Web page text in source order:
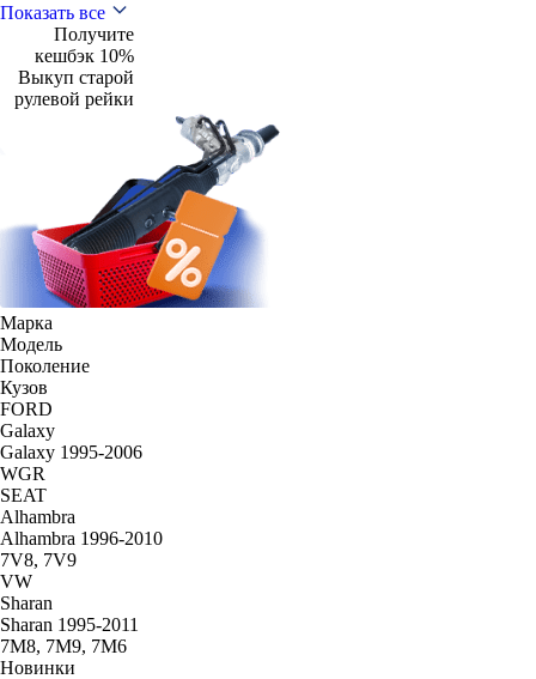
Показать все
Получите
кешбэк 10%
Выкуп старой
рулевой рейки
Марка
Модель
Поколение
Кузов
FORD
Galaxy
Galaxy 1995-2006
WGR
SEAT
Alhambra
Alhambra 1996-2010
7V8, 7V9
VW
Sharan
Sharan 1995-2011
7M8, 7M9, 7M6
Новинки